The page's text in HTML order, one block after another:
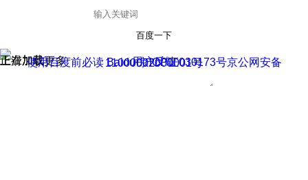
百度一下
正在加载
上滑加载更多 用户反馈
使用百度前必读 Baidu 京ICP证030173号
京公网安备11000002000001号